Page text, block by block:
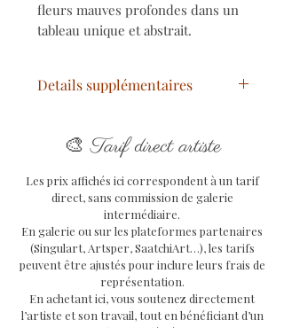
fleurs mauves profondes dans un
tableau unique et abstrait.
Details supplémentaires
Année: 2024
: Acrylique, Pastels
gras et Posca
Support: toile sur châssis en
bois avec système d'attache à
l'arrière
Dimensions oeuvre: 25 x 25 x 2
Oeuvre unique signée, avec COA
🎨 Tarif direct artiste
Les prix affichés ici correspondent à un tarif
direct, sans commission de galerie
intermédiaire.
En galerie ou sur les plateformes partenaires
(Singulart, Artsper, SaatchiArt…), les tarifs
peuvent être ajustés pour inclure leurs frais de
représentation.
En achetant ici, vous soutenez directement
l’artiste et son travail, tout en bénéficiant d’un